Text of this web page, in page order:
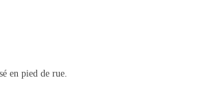
en pied de rue.